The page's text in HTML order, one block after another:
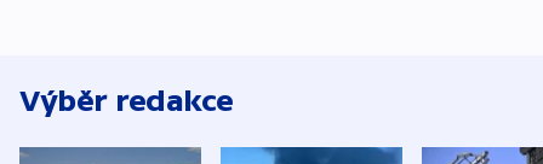
Výběr redakce